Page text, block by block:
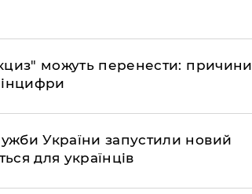
можуть перенести: причини
України запустили новий
для українців